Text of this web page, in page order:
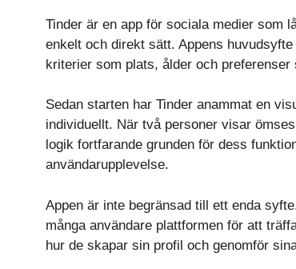
Tinder är en app för sociala medier som
enkelt och direkt sätt. Appens
kriterier som plats, ålder och preferenser
Sedan starten har Tinder anammat en
individuellt. När två personer visar
logik fortfarande grunden för dess
användarupplevelse.
Appen är inte begränsad till ett enda
många användare plattformen för att
hur de skapar sin profil och genomför